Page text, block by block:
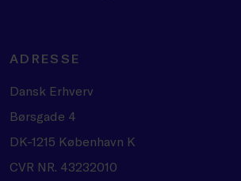
ADRESSE
Dansk Erhverv
Børsgade 4
DK-1215 København K
CVR NR. 43232010